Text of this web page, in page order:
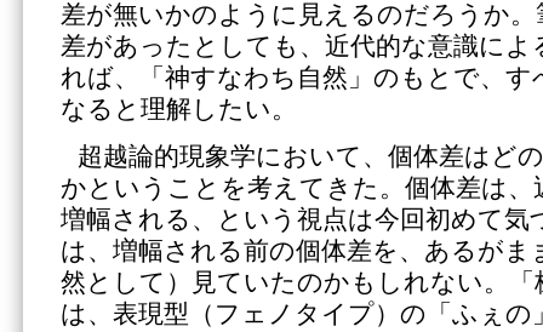
差が無いかのように見えるのだろうか
差があったとしても、近代的な意識に
れば、「神すなわち自然」のもとで、す
なると理解したい。
超越論的現象学において、個体差はど
かということを考えてきた。個体差は、
増幅される、という視点は今回初めて気
は、増幅される前の個体差を、あるがま
然として）見ていたのかもしれない。「
は、表現型（フェノタイプ）の「ふぇの